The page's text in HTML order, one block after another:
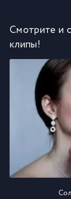
Смотрите и
клипы!